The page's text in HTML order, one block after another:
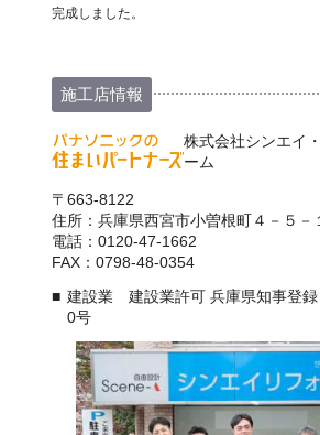
完成しました。
施工店情報
株式会社シンエイ
ーム
〒663-8122
住所：兵庫県西宮市小曽根町４－５－
電話：0120-47-1662
FAX：0798-48-0354
建設業 建設業許可 兵庫県知事登
0号